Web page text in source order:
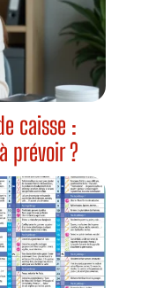
caisse :
prévoir ?